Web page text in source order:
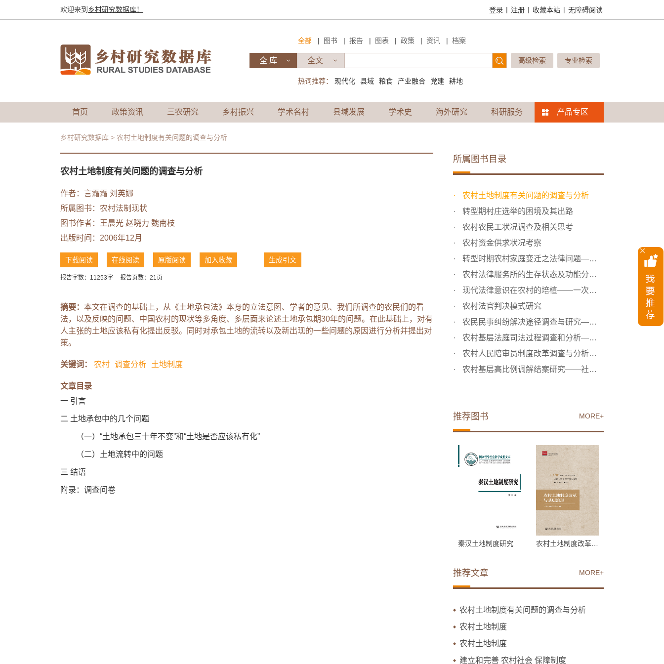
欢迎来到 乡村研究数据库！ 登录 | 注册 | 收藏本站 | 无障碍阅读
全部 | 图书 | 报告 | 图表 | 政策 | 资讯 | 档案
高级检索 专业检索
热词推荐： 现代化 县域 粮食 产业融合 党建 耕地
首页 政策资讯 三农研究 乡村振兴 学术名村 县域发展 学术史 海外研究 科研服务 产品专区
乡村研究数据库 > 农村土地制度有关问题的调查与分析
农村土地制度有关问题的调查与分析
作者：言霜霜 刘英娜
所属图书： 农村法制现状
图书作者：
王晨光 赵晓力 魏南枝
出版时间：2006年12月
下载阅读 在线阅读 原版阅读 加入收藏 生成引文
报告字数：11253字 报告页数：21页
摘要： 本文在调查的基础上，从《土地承包法》本身的立法意图、学者的意见、我们所调查的农民们的看
法，以及反映的问题、中国农村的现状等多角度、多层面来论述土地承包期30年的问题。在此基础上，对有
人主张的土地应该私有化提出反驳。同时对承包土地的流转以及新出现的一些问题的原因进行分析并提出对
策。
关键词： 农村 调查分析 土地制度
文章目录
一 引言
二 土地承包中的几个问题
（一）“土地承包三十年不变”和“土地是否应该私有化”
（二）土地流转中的问题
三 结语
附录：调查问卷
所属图书目录
农村土地制度有关问题的调查与分析
转型期村庄选举的困境及其出路
农村农民工状况调查及相关思考
农村资金供求状况考察
转型时期农村家庭变迁之法律问题——以赡养制度为研究对象
农村法律服务所的生存状态及功能分析——以“超强法律服务...
现代法律意识在农村的培植——一次乡村调查的启示
农村法官判决模式研究
农民民事纠纷解决途径调查与研究——“农民也是理性的”
农村基层法庭司法过程调查和分析——农村基层司法的“平衡”
农村人民陪审员制度改革调查与分析——农村地区基层法院改...
农村基层高比例调解结案研究——社会学视野中的乡土司法
MORE+
推荐图书
秦汉土地制度研究
MORE+
推荐文章
农村土地制度有关问题的调查与分析
农村土地制度
农村土地制度
建立和完善 农村社会 保障制度